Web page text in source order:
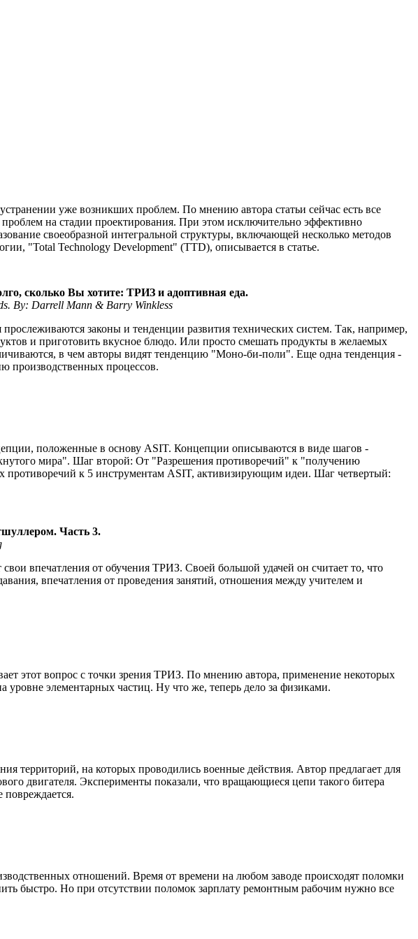
уже возникших проблем. По мнению автора статьи сейчас есть все
на стадии проектирования. При этом исключительно эффективно
своеобразной интегральной структуры, включающей несколько методов
"Total Technology Development" (TTD), описывается в статье.
сколько Вы хотите: ТРИЗ и адоптивная еда.
By: Darrell Mann & Barry Winkless
законы и тенденции развития технических систем. Так, например,
и приготовить вкусное блюдо. Или просто смешать продукты в желаемых
в чем авторы видят тенденцию "Моно-би-поли". Еще одна тенденция -
производственных процессов.
положенные в основу ASIT. Концепции описываются в виде шагов -
мира". Шаг второй: От "Разрешения противоречий" к "получению
к 5 инструментам ASIT, активизирующим идеи. Шаг четвертый:
Часть 3.
впечатления от обучения ТРИЗ. Своей большой удачей он считает то, что
впечатления от проведения занятий, отношения между учителем и
этот вопрос с точки зрения ТРИЗ. По мнению автора, применение некоторых
элементарных частиц. Ну что же, теперь дело за физиками.
территорий, на которых проводились военные действия. Автор предлагает для
двигателя. Эксперименты показали, что вращающиеся цепи такого битера
отношений. Время от времени на любом заводе происходят поломки
быстро. Но при отсутствии поломок зарплату ремонтным рабочим нужно все